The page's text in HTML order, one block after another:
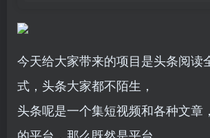
今天给大家带来的项目是头条阅读
式，头条大家都不陌生，
头条呢是一个集短视频和各种文章